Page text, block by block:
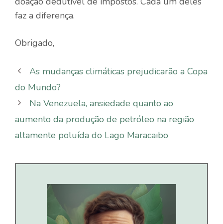
faz a diferença.
Obrigado,
As mudanças climáticas prejudicarão a Copa
do Mundo?
Na Venezuela, ansiedade quanto ao
aumento da produção de petróleo na região
altamente poluída do Lago Maracaibo